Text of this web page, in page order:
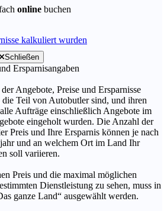
online buchen
kalkuliert wurden
Schließen
Ersparnisangaben
Angebote, Preise und Ersparnisse
die Teil von Autobutler sind, und ihren
Aufträge einschließlich Angebote im
eingeholt wurden. Die Anzahl der
Preis und Ihre Ersparnis können je nach
und an welchem Ort im Land Ihr
soll variieren.
Preis und die maximal möglichen
Dienstleistung zu sehen, muss in
ganze Land“ ausgewählt werden.